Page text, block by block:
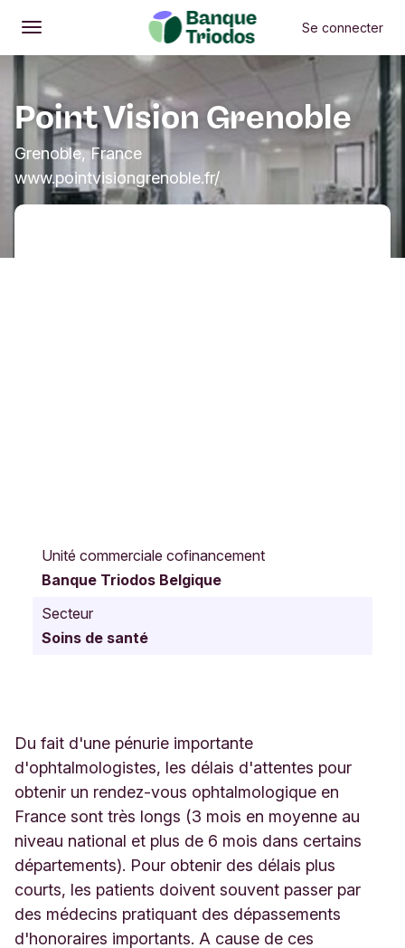
Ouvrir
Menu principal Se connecter
Point Vision Grenoble
Grenoble, France
www.pointvisiongrenoble.fr/
r
n
a
y
G
r
e
Unité commerciale cofinancement
Banque Triodos Belgique
Secteur
Soins de santé
Du fait d'une pénurie importante
d'ophtalmologistes, les délais d'attentes pour
obtenir un rendez-vous ophtalmologique en
France sont très longs (3 mois en moyenne au
niveau national et plus de 6 mois dans certains
départements). Pour obtenir des délais plus
courts, les patients doivent souvent passer par
des médecins pratiquant des dépassements
d'honoraires importants. A cause de ces